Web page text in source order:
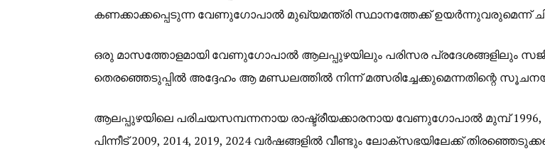
കണക്കാക്കപ്പെടുന്ന വേണുഗോപാൽ മുഖ്യമന്ത്രി സ്ഥാനത്തേക്ക് ഉയർന്നുവരുമെന്ന്
ഒരു മാസത്തോളമായി വേണുഗോപാൽ ആലപ്പുഴയിലും പരിസര പ്രദേശങ്ങളിലും
തെരഞ്ഞെടുപ്പിൽ അദ്ദേഹം ആ മണ്ഡലത്തിൽ നിന്ന് മത്സരിച്ചേക്കുമെന്നതിന്റെ
ആലപ്പുഴയിലെ പരിചയസമ്പന്നനായ രാഷ്ട്രീയക്കാരനായ വേണുഗോപാൽ മുമ്പ് 1996,
പിന്നീട് 2009, 2014, 2019, 2024 വർഷങ്ങളിൽ വീണ്ടും ലോക്‌സഭയിലേക്ക്